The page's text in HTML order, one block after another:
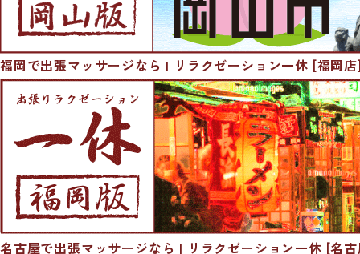
福岡で出張マッサージなら | リラクゼーション一休 [福岡
名古屋で出張マッサージなら | リラクゼーション一休 [名